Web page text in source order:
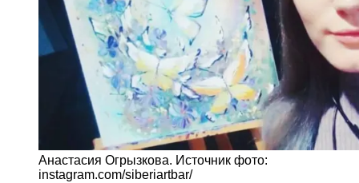
Анастасия Огрызкова. Источник фото:
instagram.com/siberiartbar/